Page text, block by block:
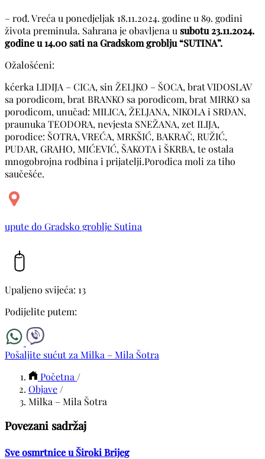
– rođ. Vreća u ponedjeljak 18.11.2024. godine u 89. godini
života preminula. Sahrana je obavljena u subotu 23.11.2024.
godine u 14.00 sati na Gradskom groblju “SUTINA”.
Ožalošćeni:
kćerka LIDIJA – CICA, sin ŽELJKO – ŠOCA, brat VIDOSLAV
sa porodicom, brat BRANKO sa porodicom, brat MIRKO sa
porodicom, unučad: MILICA, ŽELJANA, NIKOLA i SRĐAN,
praunuka TEODORA, nevjesta SNEŽANA, zet ILIJA,
porodice: ŠOTRA, VREĆA, MRKŠIĆ, BAKRAČ, RUŽIĆ,
PUDAR, GRAHO, MIĆEVIĆ, ŠAKOTA i ŠKRBA, te ostala
mnogobrojna rodbina i prijatelji.Porodica moli za tiho
saučešće.
upute do Gradsko groblje Sutina
Upaljeno svijeća: 13
Podijelite putem:
Pošaljite sućut za Milka – Mila Šotra
Početna /
Objave /
Milka – Mila Šotra
Povezani sadržaj
Sve osmrtnice u Široki Brijeg